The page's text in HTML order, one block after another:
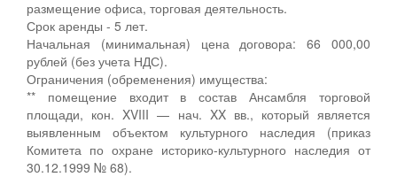
размещение офиса, торговая деятельность.
Срок аренды - 5 лет.
Начальная (минимальная) цена договора: 66 000,00
рублей (без учета НДС).
Ограничения (обременения) имущества:
** помещение входит в состав Ансамбля торговой
площади, кон. XVIII — нач. XX вв., который является
выявленным объектом культурного наследия (приказ
Комитета по охране историко-культурного наследия от
30.12.1999 № 68).